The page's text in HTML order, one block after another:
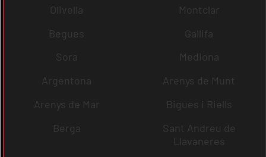
Olivella
Montclar
Begues
Gallifa
Sora
Mediona
Argentona
Arenys de Munt
Arenys de Mar
Bigues i Riells
Berga
Sant Andreu de
Llavaneres